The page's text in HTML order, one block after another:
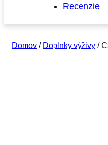
Recenzie
Domov / Doplnky výživy /